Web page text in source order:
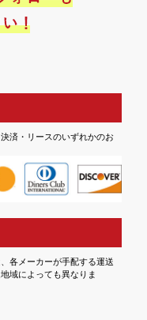
済・リースのいずれかのお
各メーカーが手配する運送
域によっても異なりま